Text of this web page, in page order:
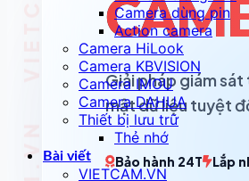
Camera dùng pin
Action camera
Camera HiLook
Camera KBVISION
Camera IMOU
Camera DAHUA
Thiết bị lưu trữ
Thẻ nhớ
Bài viết
VIETCAM.VN
Giải pháp giám
mật dữ liệu tuyệt
Bảo hành 24T Lắp